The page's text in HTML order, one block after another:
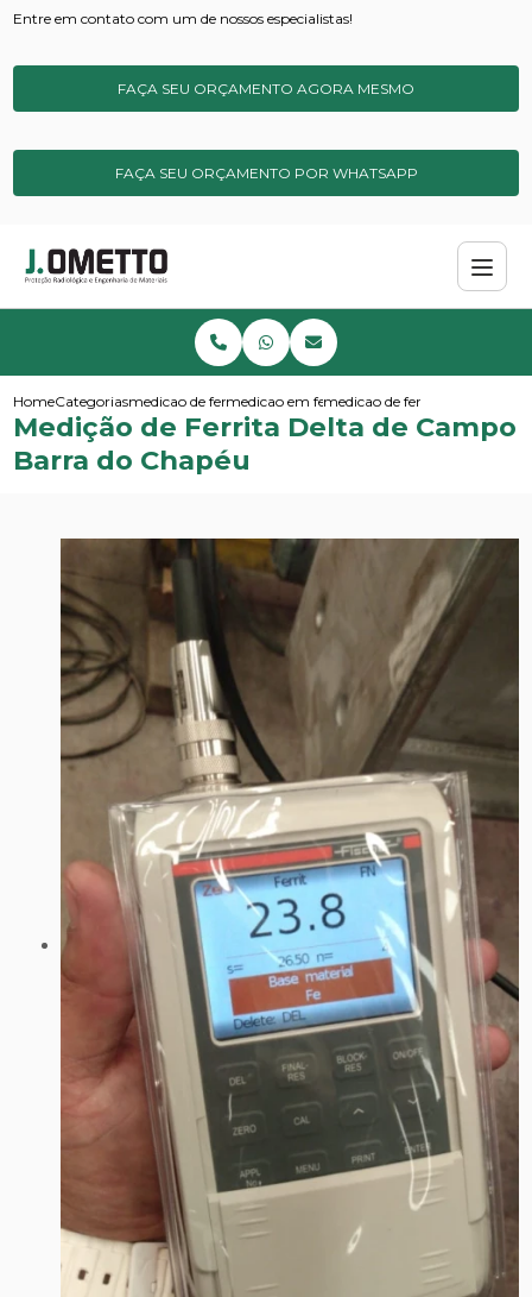
Entre em contato com um de nossos especialistas!
FAÇA SEU ORÇAMENTO AGORA MESMO
FAÇA SEU ORÇAMENTO POR WHATSAPP
HomeCategoriasmedicao de ferritamedicao em ferrita deltamedicao de ferrita delta de
Medição de Ferrita Delta de Campo
Barra do Chapéu